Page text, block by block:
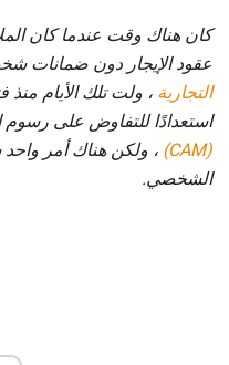
كان هناك وقت عندما كان
عقود الإيجار دون ضمانات
التجارية ، ولت تلك الأيام منذ
استعدادًا للتفاوض على رسوم
(CAM)
، ولكن هناك أمر
الشخصي.